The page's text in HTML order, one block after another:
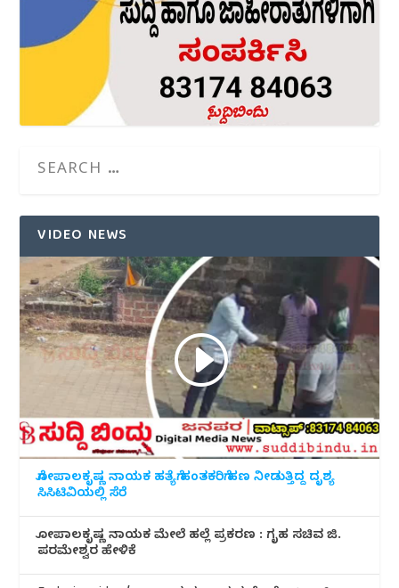
VIDEO NEWS
ಗೋಪಾಲಕೃಷ್ಣ ನಾಯಕ ಹತ್ಯೆಗೆ ಹಂತಕರಿಗೆ ಹಣ ನೀಡುತ್ತಿದ್ದ ದೃಶ್ಯ
ಸಿಸಿಟಿವಿಯಲ್ಲಿ ಸೆರೆ
ಗೋಪಾಲಕೃಷ್ಣ ನಾಯಕ ಮೇಲೆ ಹಲ್ಲೆ ಪ್ರಕರಣ : ಗೃಹ ಸಚಿವ ಜಿ.
ಪರಮೇಶ್ವರ ಹೇಳಿಕೆ